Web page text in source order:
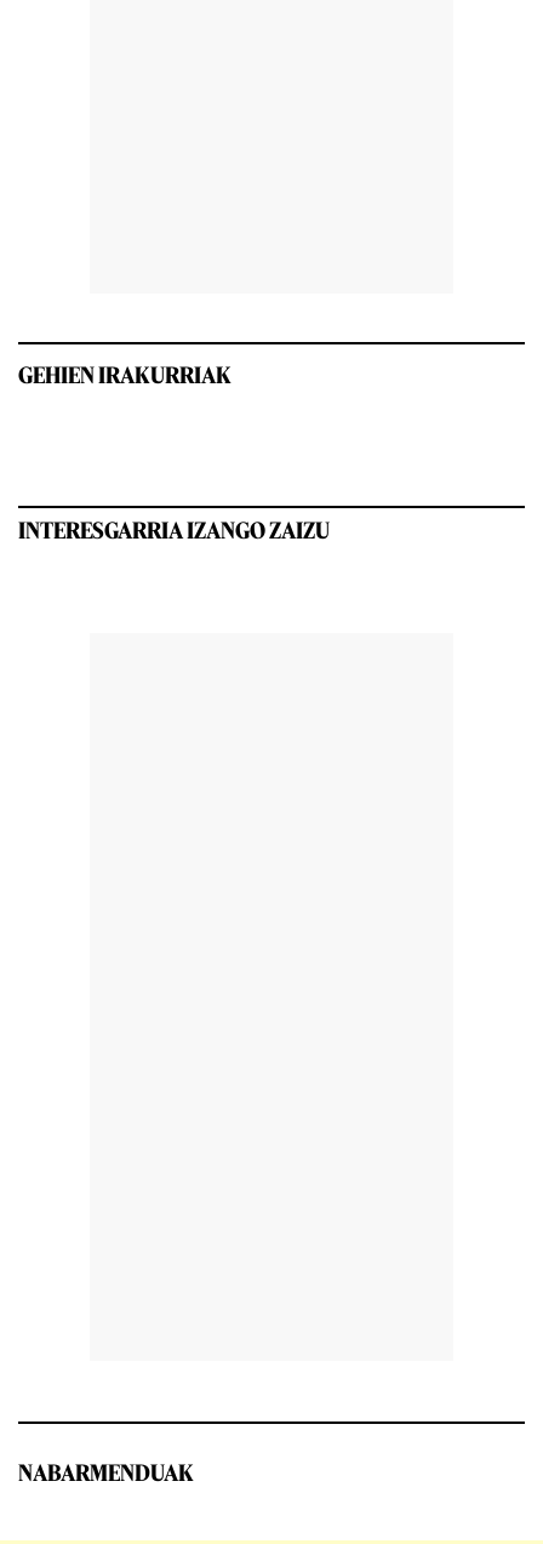
GEHIEN IRAKURRIAK
INTERESGARRIA IZANGO ZAIZU
NABARMENDUAK